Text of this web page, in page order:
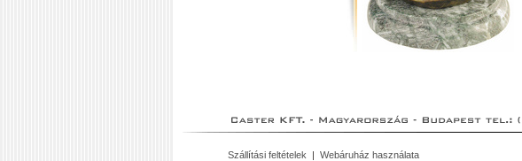
Szállítási feltételek | Webáruház használata